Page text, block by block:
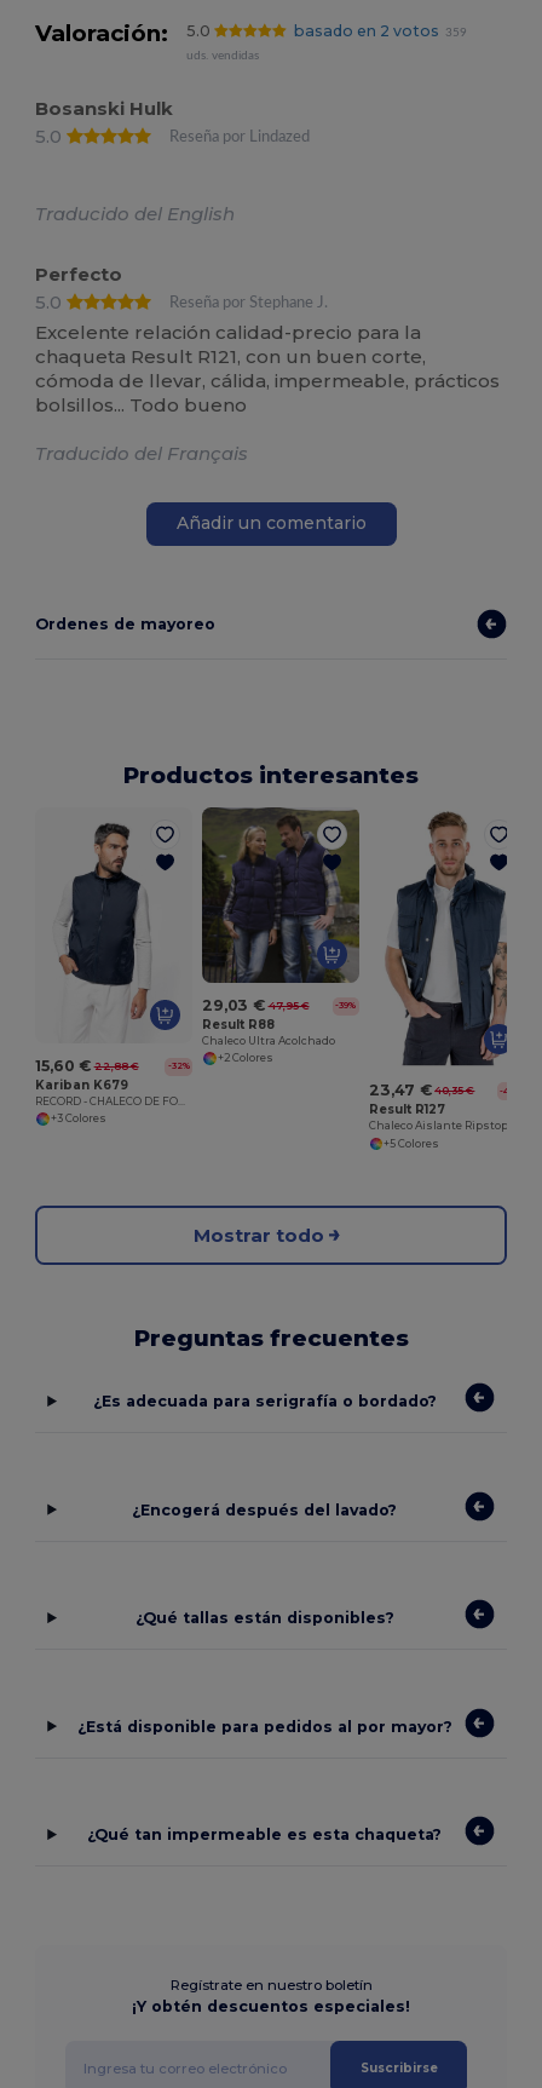
Valoración: 5.0 basado en 2 votos
359
uds. vendidas
Bosanski Hulk
5.0
Reseña por Lindazed
Traducido del English
Perfecto
5.0
Reseña por Stephane J.
Excelente relación calidad-precio para la
chaqueta Result R121, con un buen corte,
cómoda de llevar, cálida, impermeable, prácticos
bolsillos... Todo bueno
Traducido del Français
Añadir un comentario
Ordenes de mayoreo
Productos interesantes
15,60 € 22,88 € -32%
Kariban K679
+3 Colores
29,03 € 47,95 € -39%
Result R88
Chaleco Ultra Acolchado
+2 Colores
23,47 € 40,35 € -42%
Result R127
+5 Colores
Mostrar todo
Preguntas frecuentes
¿Es adecuada para serigrafía o bordado?
¿Encogerá después del lavado?
¿Qué tallas están disponibles?
¿Está disponible para pedidos al por mayor?
¿Qué tan impermeable es esta chaqueta?
Regístrate en nuestro boletín
¡Y obtén descuentos especiales!
Suscribirse